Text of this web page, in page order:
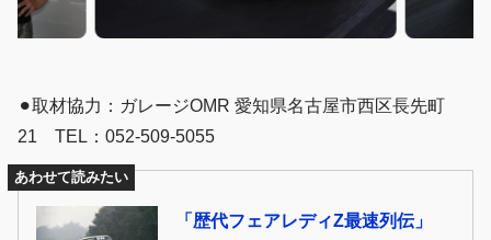
⚫︎取材協力：ガレージOMR 愛知県名古屋市西区長先町
21 TEL：052-509-5055
あわせて読みたい
「歴代フェアレディZ最速列伝」